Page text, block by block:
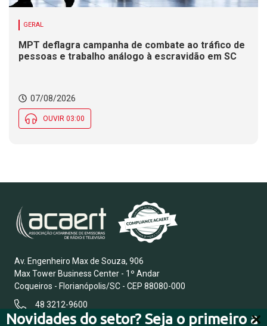
Novidades do setor? Seja o primeiro a
GERAL
MPT deflagra campanha de combate ao tráfico de
pessoas e trabalho análogo à escravidão em SC
07/08/2026
OUVIR 03:00
Av. Engenheiro Max de Souza, 906
Max Tower Business Center - 1º Andar
Coqueiros - Florianópolis/SC - CEP 88080-000
48 3212-9600